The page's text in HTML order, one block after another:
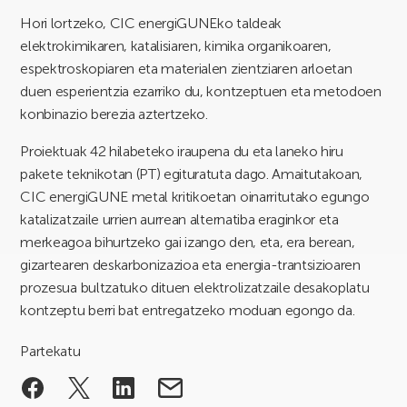
Hori lortzeko, CIC energiGUNEko taldeak
elektrokimikaren, katalisiaren, kimika organikoaren,
espektroskopiaren eta materialen zientziaren arloetan
duen esperientzia ezarriko du, kontzeptuen eta metodoen
konbinazio berezia aztertzeko.
Proiektuak 42 hilabeteko iraupena du eta laneko hiru
pakete teknikotan (PT) egituratuta dago. Amaitutakoan,
CIC energiGUNE metal kritikoetan oinarritutako egungo
katalizatzaile urrien aurrean alternatiba eraginkor eta
merkeagoa bihurtzeko gai izango den, eta, era berean,
gizartearen deskarbonizazioa eta energia-trantsizioaren
prozesua bultzatuko dituen elektrolizatzaile desakoplatu
kontzeptu berri bat entregatzeko moduan egongo da.
Partekatu